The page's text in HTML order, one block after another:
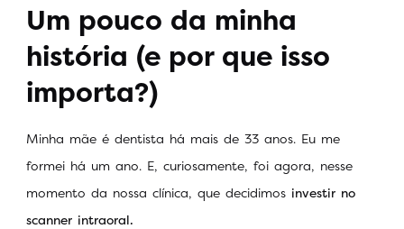
Um pouco da minha
história (e por que isso
importa?)
Minha mãe é dentista há mais de 33 anos. Eu me
formei há um ano. E, curiosamente, foi agora, nesse
momento da nossa clínica, que decidimos investir no
scanner intraoral.